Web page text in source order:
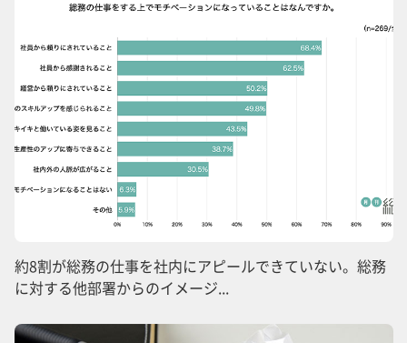
約8割が総務の仕事を社内にアピールできていない。総務
に対する他部署からのイメージ...